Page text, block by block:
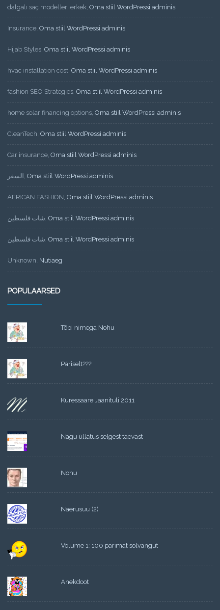
dalgalı saç modelleri erkek, Oma stiil WordPressi adminis
Insurance, Oma stiil WordPressi adminis
Hijab Styles, Oma stiil WordPressi adminis
hvac installation cost, Oma stiil WordPressi adminis
fashion SEO Strategies, Oma stiil WordPressi adminis
home solar financing options, Oma stiil WordPressi adminis
CleanTech, Oma stiil WordPressi adminis
Car insurance, Oma stiil WordPressi adminis
السفر , Oma stiil WordPressi adminis
AFRICAN FASHION, Oma stiil WordPressi adminis
شات فلسطين, Oma stiil WordPressi adminis
شات فلسطين, Oma stiil WordPressi adminis
Unknown, Nutiaeg
POPULAARSED
Tõbi nimega Nohu
Päriselt???
Kuressaare Jaanituli 2011
Nagu üllatus selgest taevast
Nohu
Naerusuu (2)
Volume 1: 100 parimat solvangut
Anekdoot